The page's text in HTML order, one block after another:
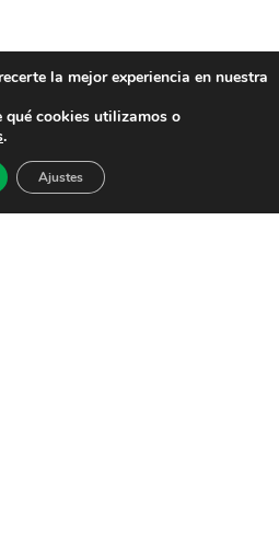
la mejor experiencia en nuestra
qué cookies utilizamos o
.
Ajustes